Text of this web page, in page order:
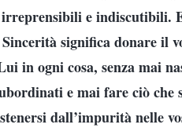
e indiscutibili.
significa donare il
in ogni cosa, senza mai
e mai fare ciò che
dall’impurità nelle